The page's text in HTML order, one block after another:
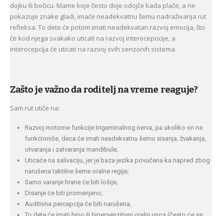
dojku ili bočicu. Mame koje često doje odojče kada plače, a ne
pokazuje znake gladi, imaće neadekvatnu šemu nadraživanja rut
refleksa. To dete će potom imati neadekvatan razvoj emocija, što
će kod njega svakako uticati na razvoj interocepocije, a
interocepcija će uticati na razvoj svih senzonih sistema.
Zašto je važno da roditelj na vreme reaguje?
Sam rut utiče na:
Razvoj motorne funkcije trigeminalnog nerva, pa ukoliko on ne
funkcioniše, deca će imati neadekvatnu šemu sisanja, žvakanja,
otvaranja i zatvaranja mandibule;
Uticaće na salivaciju, jer je baza jezika povučena ka napred zbog
narušena taktilne šeme oralne regije;
Samo varanje hrane će biti lošije;
Disanje će biti promenjeno;
Auditivna percepcija će biti narušena;